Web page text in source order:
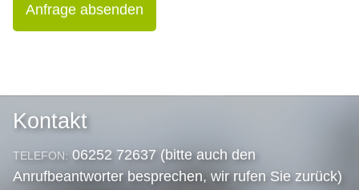
Anfrage absenden
Kontakt
TELEFON: 06252 72637 (bitte auch den
Anrufbeantworter besprechen, wir rufen Sie zurück)